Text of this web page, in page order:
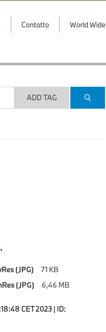
Contatto World Wide
ADD TAG
(JPG)
71 KB
(JPG)
6,46 MB
CET 2023 | ID: